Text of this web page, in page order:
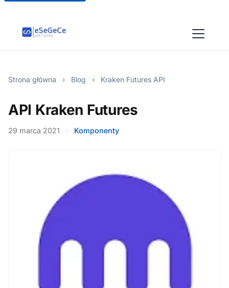
Strona główna › Blog › Kraken Futures API
API Kraken Futures
29 marca 2021 · Komponenty